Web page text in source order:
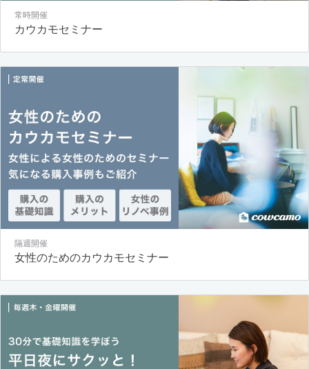
常時開催
カウカモセミナー
隔週開催
女性のためのカウカモセミナー